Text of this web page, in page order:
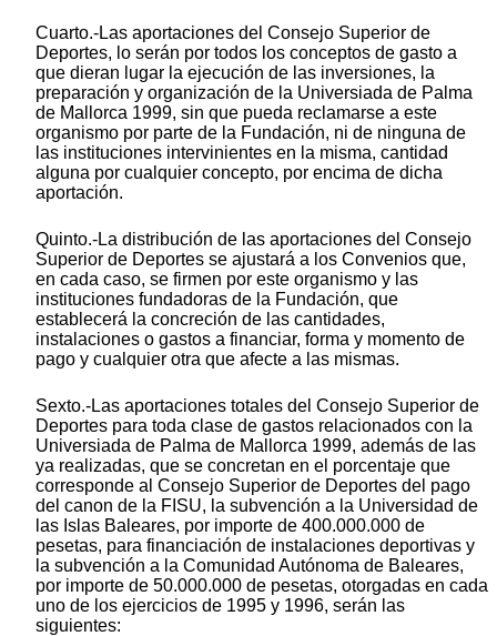
Cuarto.-Las aportaciones del Consejo Superior de
Deportes, lo serán por todos los conceptos de gasto a
que dieran lugar la ejecución de las inversiones, la
preparación y organización de la Universiada de Palma
de Mallorca 1999, sin que pueda reclamarse a este
organismo por parte de la Fundación, ni de ninguna de
las instituciones intervinientes en la misma, cantidad
alguna por cualquier concepto, por encima de dicha
aportación.
Quinto.-La distribución de las aportaciones del Consejo
Superior de Deportes se ajustará a los Convenios que,
en cada caso, se firmen por este organismo y las
instituciones fundadoras de la Fundación, que
establecerá la concreción de las cantidades,
instalaciones o gastos a financiar, forma y momento de
pago y cualquier otra que afecte a las mismas.
Sexto.-Las aportaciones totales del Consejo Superior de
Deportes para toda clase de gastos relacionados con la
Universiada de Palma de Mallorca 1999, además de las
ya realizadas, que se concretan en el porcentaje que
corresponde al Consejo Superior de Deportes del pago
del canon de la FISU, la subvención a la Universidad de
las Islas Baleares, por importe de 400.000.000 de
pesetas, para financiación de instalaciones deportivas y
la subvención a la Comunidad Autónoma de Baleares,
por importe de 50.000.000 de pesetas, otorgadas en cada
uno de los ejercicios de 1995 y 1996, serán las
siguientes: